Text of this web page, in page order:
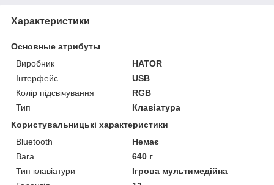
Характеристики
Основные атрибуты
Виробник
HATOR
Інтерфейс
USB
Колір підсвічування
RGB
Тип
Клавіатура
Користувальницькі характеристики
Bluetooth
Немає
Вага
640 г
Тип клавіатури
Ігрова мультимедійна